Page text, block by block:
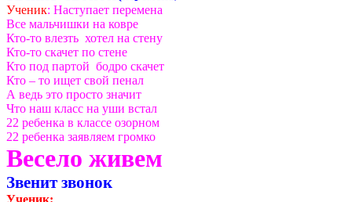
Ученик: Наступает перемена
Все мальчишки на ковре
Кто-то влезть хотел на стену
Кто-то скачет по стене
Кто под партой бодро скачет
Кто – то ищет свой пенал
А ведь это просто значит
Что наш класс на уши встал
22 ребенка в классе озорном
22 ребенка заявляем громко
Весело живем
Звенит звонок